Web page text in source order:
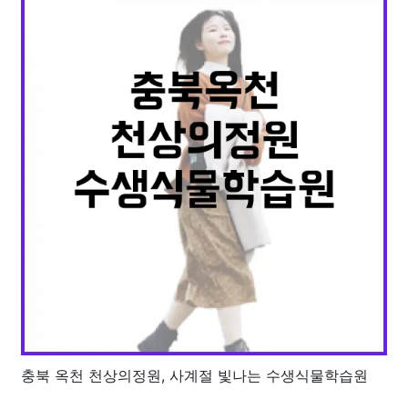
충북 옥천 천상의정원, 사계절 빛나는 수생식물학습원